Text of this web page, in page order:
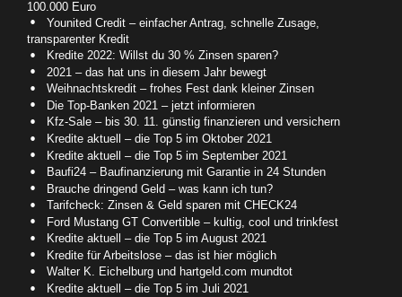
100.000 Euro
Younited Credit – einfacher Antrag, schnelle Zusage,
transparenter Kredit
Kredite 2022: Willst du 30 % Zinsen sparen?
2021 – das hat uns in diesem Jahr bewegt
Weihnachtskredit – frohes Fest dank kleiner Zinsen
Die Top-Banken 2021 – jetzt informieren
Kfz-Sale – bis 30. 11. günstig finanzieren und versichern
Kredite aktuell – die Top 5 im Oktober 2021
Kredite aktuell – die Top 5 im September 2021
Baufi24 – Baufinanzierung mit Garantie in 24 Stunden
Brauche dringend Geld – was kann ich tun?
Tarifcheck: Zinsen & Geld sparen mit CHECK24
Ford Mustang GT Convertible – kultig, cool und trinkfest
Kredite aktuell – die Top 5 im August 2021
Kredite für Arbeitslose – das ist hier möglich
Walter K. Eichelburg und hartgeld.com mundtot
Kredite aktuell – die Top 5 im Juli 2021